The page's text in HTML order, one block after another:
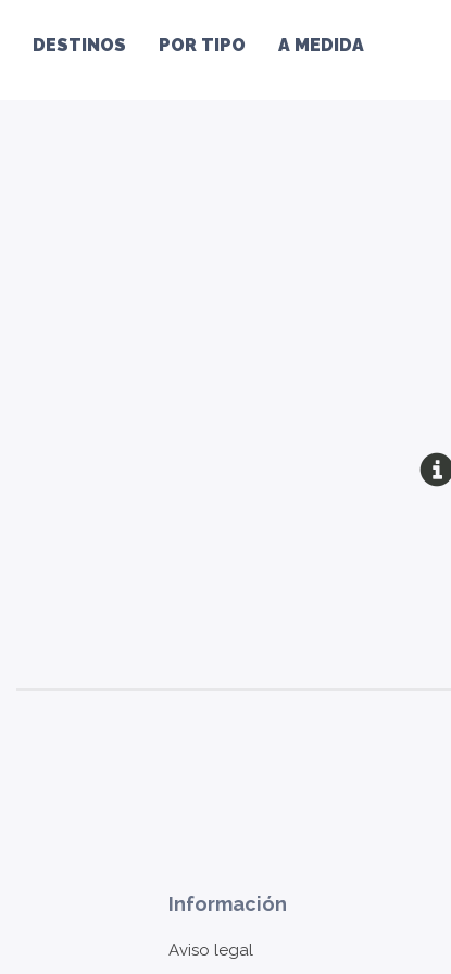
DESTINOS POR TIPO A MEDIDA
Información
Aviso legal